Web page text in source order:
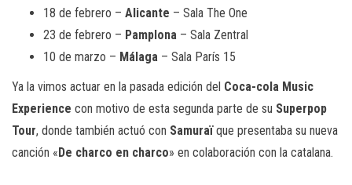
18 de febrero – Alicante – Sala The One
23 de febrero – Pamplona – Sala Zentral
10 de marzo – Málaga – Sala París 15
Ya la vimos actuar en la pasada edición del Coca-cola Music
Experience con motivo de esta segunda parte de su Superpop
Tour, donde también actuó con Samuraïque presentaba su nueva
canción « De charco en charco» en colaboración con la catalana.